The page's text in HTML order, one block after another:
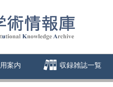
案内 収録雑誌一覧